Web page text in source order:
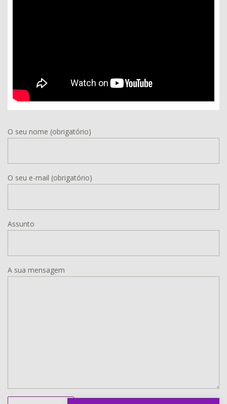
O seu nome (obrigatório)
O seu e-mail (obrigatório)
Assunto
A sua mensagem